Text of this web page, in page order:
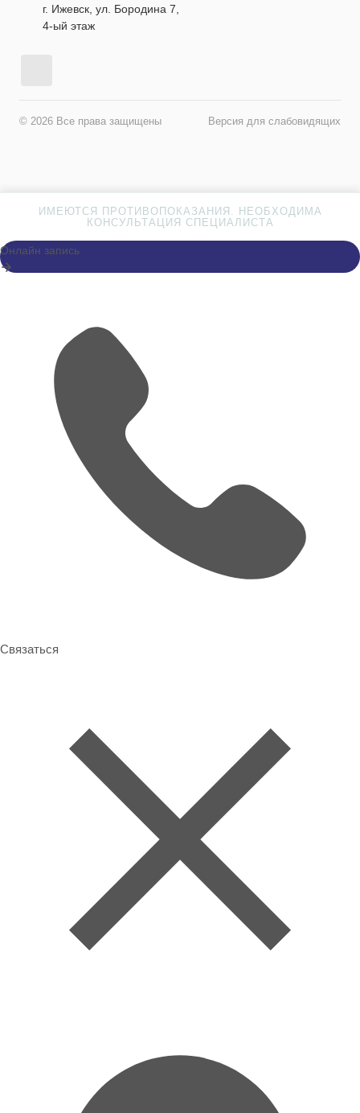
г. Ижевск, ул. Бородина 7,
4-ый этаж
© 2026 Все права защищены Версия для слабовидящих
ИМЕЮТСЯ ПРОТИВОПОКАЗАНИЯ. НЕОБХОДИМА
КОНСУЛЬТАЦИЯ СПЕЦИАЛИСТА